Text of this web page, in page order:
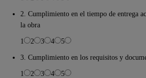
2. Cumplimiento en el tiempo de entrega
la obra
1
2 3 4
5
3. Cumplimiento en los requisitos y
1
2 3 4
5